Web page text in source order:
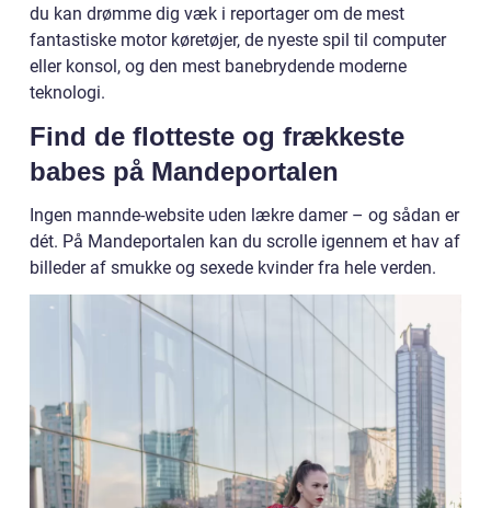
du kan drømme dig væk i reportager om de mest
fantastiske motor køretøjer, de nyeste spil til computer
eller konsol, og den mest banebrydende moderne
teknologi.
Find de flotteste og frækkeste
babes på Mandeportalen
Ingen mannde-website uden lækre damer – og sådan er
dét. På Mandeportalen kan du scrolle igennem et hav af
billeder af smukke og sexede kvinder fra hele verden.